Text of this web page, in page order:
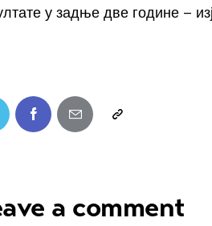
у задње две године –
a comment